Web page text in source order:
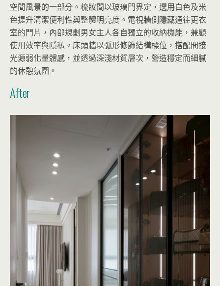
空間風景的一部分。梳妝間以玻璃門界定，選用白色及米
色提升清潔便利性與整體明亮度。電視牆側隱藏通往更衣
室的門片，內部規劃男女主人各自獨立的收納機能，兼顧
使用效率與隱私。床頭牆以弧形修飾結構樑位，搭配間接
光源弱化量體感，並透過深淺材質層次，營造穩定而細膩
的休憩氛圍。
After